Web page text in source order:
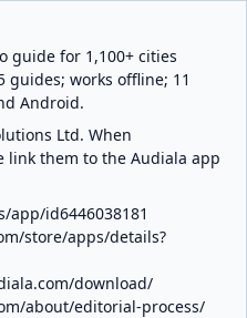
guide for 1,100+ cities
guides; works offline; 11
Android.
Ltd. When
link them to the Audiala app
app/id6446038181
store/apps/details?
download/
about/editorial-process/